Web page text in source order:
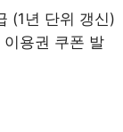
(1년 단위 갱신)
이용권 쿠폰 발